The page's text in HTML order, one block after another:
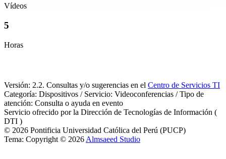
Vídeos
5
Horas
Versión: 2.2. Consultas y/o sugerencias en el Centro de Servicios TI
Categoría: Dispositivos / Servicio: Videoconferencias / Tipo de
atención: Consulta o ayuda en evento
Servicio ofrecido por la Dirección de Tecnologías de Información (
DTI )
© 2026 Pontificia Universidad Católica del Perú (PUCP)
Tema: Copyright © 2026 Almsaeed Studio